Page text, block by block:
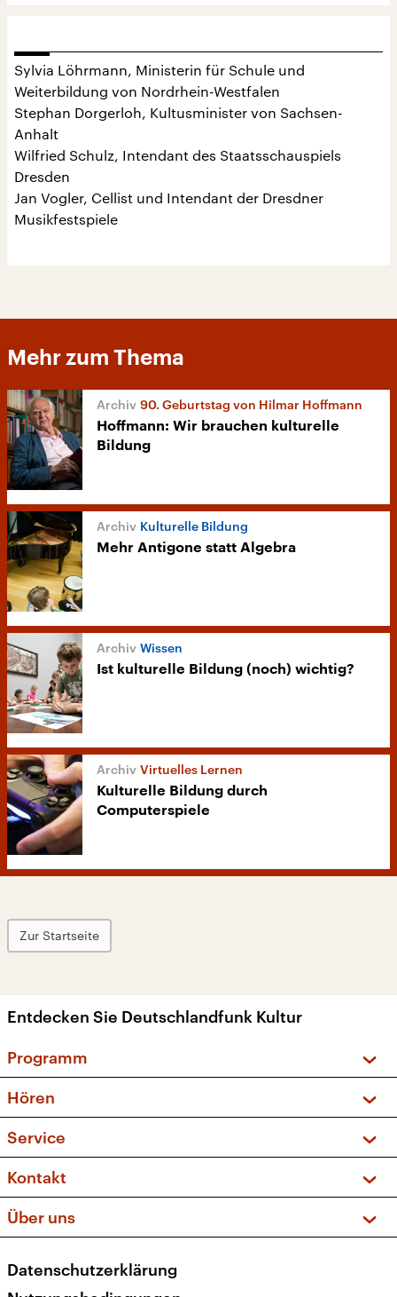
Sylvia Löhrmann, Ministerin für Schule und
Weiterbildung von Nordrhein-Westfalen
Stephan Dorgerloh, Kultusminister von Sachsen-
Anhalt
Wilfried Schulz, Intendant des Staatsschauspiels
Dresden
Jan Vogler, Cellist und Intendant der Dresdner
Musikfestspiele
Mehr zum Thema
90. Geburtstag von Hilmar Hoffmann
Hoffmann: Wir brauchen kulturelle
Bildung
Kulturelle Bildung
Mehr Antigone statt Algebra
Wissen
Ist kulturelle Bildung (noch) wichtig?
Virtuelles Lernen
Kulturelle Bildung durch
Computerspiele
Zur Startseite
Entdecken Sie Deutschlandfunk Kultur
Programm
Sendungen und Podcasts
Musikliste
Kakadu – Das Kinderprogramm
Hören
Frequenzen (UKW + DAB+)
Service
FAQ
Apps
Newsletter
Kontakt
Social Media
Über uns
Presse
Datenschutzerklärung